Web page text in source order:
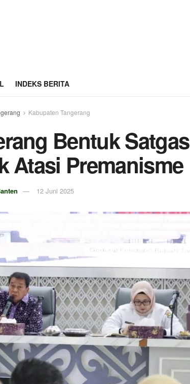
INDEKS BERITA
Kabupaten Tangerang
Bentuk Satgas
Atasi Premanisme
12 Juni 2025